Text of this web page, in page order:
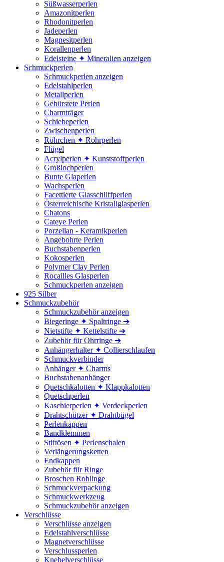
Süßwasserperlen
Amazonitperlen
Rhodonitperlen
Jadeperlen
Magnesitperlen
Korallenperlen
Edelsteine ✦ Mineralien anzeigen
Schmuckperlen
Schmuckperlen anzeigen
Edelstahlperlen
Metallperlen
Gebürstete Perlen
Charmträger
Schiebeperlen
Zwischenperlen
Röhrchen ✦ Rohrperlen
Flügel
Acrylperlen ✦ Kunststoffperlen
Großlochperlen
Bunte Glaperlen
Wachsperlen
Facettierte Glasschliffperlen
Österreichische Kristallglasperlen
Chatons
Cateye Perlen
Porzellan - Keramikperlen
Angebohrte Perlen
Buchstabenperlen
Kokosperlen
Polymer Clay Perlen
Rocailles Glasperlen
Schmuckperlen anzeigen
925 Silber
Schmuckzubehör
Schmuckzubehör anzeigen
Biegeringe ✦ Spaltringe ➔
Nietstifte ✦ Kettelstifte ➔
Zubehör für Ohrringe ➔
Anhängerhalter ✦ Collierschlaufen
Schmuckverbinder
Anhänger ✦ Charms
Buchstabenanhänger
Quetschkalotten ✦ Klappkalotten
Quetschperlen
Kaschierperlen ✦ Verdeckperlen
Drahtschützer ✦ Drahtbügel
Perlenkappen
Bandklemmen
Stiftösen ✦ Perlenschalen
Verlängerungsketten
Endkappen
Zubehör für Ringe
Broschen Rohlinge
Schmuckverpackung
Schmuckwerkzeug
Schmuckzubehör anzeigen
Verschlüsse
Verschlüsse anzeigen
Edelstahlverschlüsse
Magnetverschlüsse
Verschlussperlen
Knebelverschlüsse